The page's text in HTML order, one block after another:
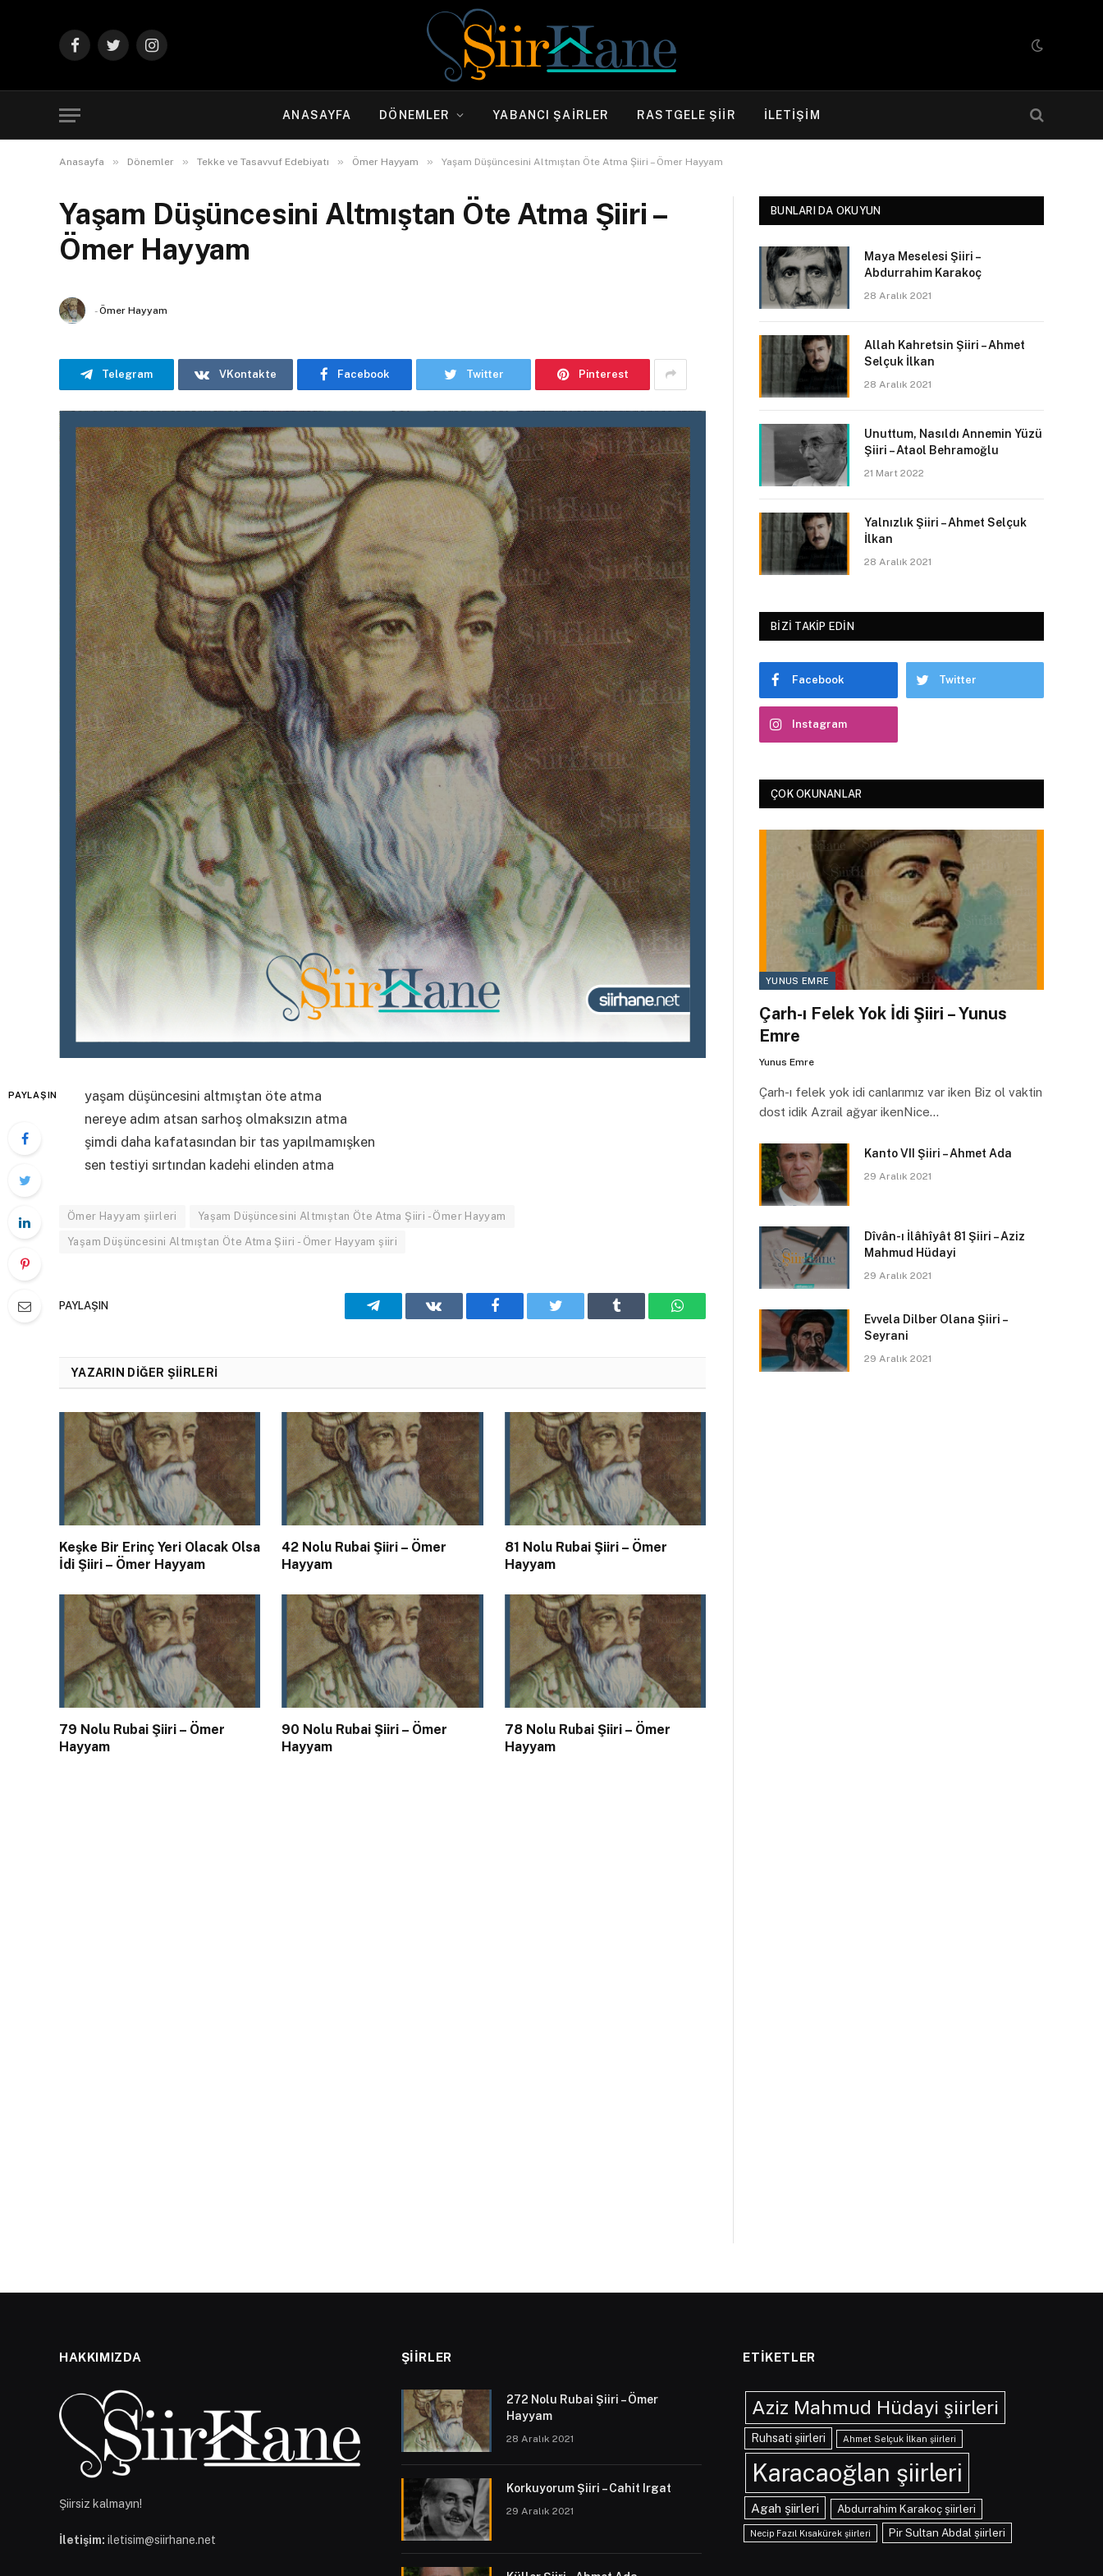
FacebookTwitterInstagram
ANASAYFA DÖNEMLER YABANCI ŞAIRLER RASTGELE ŞIIR İLETIŞIM
Anasayfa » Dönemler » Tekke ve Tasavvuf Edebiyatı » Ömer Hayyam » Yaşam Düşüncesini Altmıştan Öte Atma Şiiri – Ömer Hayyam
Yaşam Düşüncesini Altmıştan Öte Atma Şiiri –
Ömer Hayyam
-Ömer Hayyam
Telegram VKontakte Facebook Twitter Pinterest
PAYLAŞIN
yaşam düşüncesini altmıştan öte atma
nereye adım atsan sarhoş olmaksızın atma
şimdi daha kafatasından bir tas yapılmamışken
sen testiyi sırtından kadehi elinden atma
Ömer Hayyam şiirleri Yaşam Düşüncesini Altmıştan Öte Atma Şiiri - Ömer Hayyam
Yaşam Düşüncesini Altmıştan Öte Atma Şiiri - Ömer Hayyam şiiri
PAYLAŞIN Telegram VKontakteFacebook Twitter Tumblr WhatsApp
YAZARIN DIĞER ŞIIRLERI
Keşke Bir Erinç Yeri Olacak Olsa
İdi Şiiri – Ömer Hayyam
42 Nolu Rubai Şiiri – Ömer
Hayyam
81 Nolu Rubai Şiiri – Ömer
Hayyam
79 Nolu Rubai Şiiri – Ömer
Hayyam
90 Nolu Rubai Şiiri – Ömer
Hayyam
78 Nolu Rubai Şiiri – Ömer
Hayyam
BUNLARI DA OKUYUN
Maya Meselesi Şiiri –
Abdurrahim Karakoç
28 Aralık 2021
Allah Kahretsin Şiiri – Ahmet
Selçuk İlkan
28 Aralık 2021
Unuttum, Nasıldı Annemin Yüzü
Şiiri – Ataol Behramoğlu
21 Mart 2022
Yalnızlık Şiiri – Ahmet Selçuk
İlkan
28 Aralık 2021
BIZI TAKIP EDIN
Facebook Twitter
Instagram
ÇOK OKUNANLAR
YUNUS EMRE
Çarh-ı Felek Yok İdi Şiiri – Yunus
Emre
Yunus Emre
Çarh-ı felek yok idi canlarımız var iken Biz ol vaktin
dost idik Azrail ağyar ikenNice…
Kanto VII Şiiri – Ahmet Ada
29 Aralık 2021
Dîvân-ı İlâhîyât 81 Şiiri – Aziz
Mahmud Hüdayi
29 Aralık 2021
Evvela Dilber Olana Şiiri –
Seyrani
29 Aralık 2021
HAKKIMIZDA
Şiirsiz kalmayın!
İletişim: iletisim@siirhane.net
ŞIIRLER
272 Nolu Rubai Şiiri – Ömer
Hayyam
28 Aralık 2021
Korkuyorum Şiiri – Cahit Irgat
29 Aralık 2021
ETIKETLER
Aziz Mahmud Hüdayi şiirleri
Ruhsati şiirleri Ahmet Selçuk İlkan şiirleri
Karacaoğlan şiirleri
Agah şiirleri Abdurrahim Karakoç şiirleri
Necip Fazıl Kısakürek şiirleri Pir Sultan Abdal şiirleri